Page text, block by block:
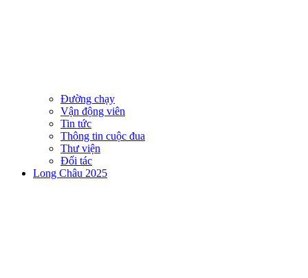
Đường chạy
Vận động viên
Tin tức
Thông tin cuộc đua
Thư viện
Đối tác
Long Châu 2025